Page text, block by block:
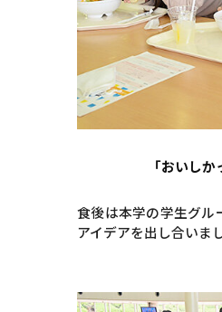
「おいし
食後は本学の学生グル
アイデアを出し合いま